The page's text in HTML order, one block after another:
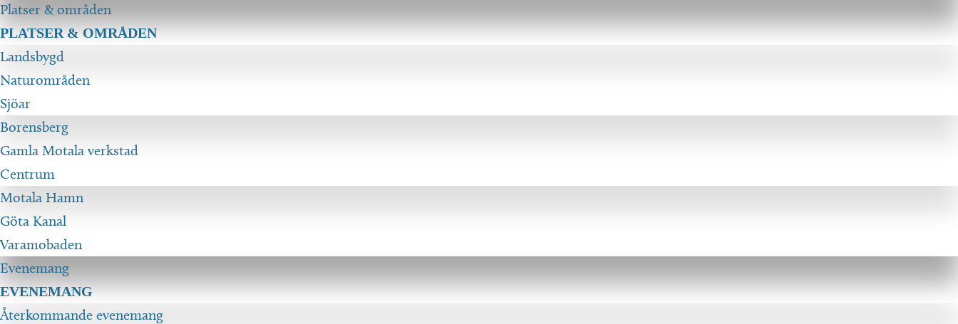
Platser & områden
PLATSER & OMRÅDEN
Landsbygd
Naturområden
Sjöar
Borensberg
Gamla Motala verkstad
Centrum
Motala Hamn
Göta Kanal
Varamobaden
Evenemang
EVENEMANG
Återkommande evenemang